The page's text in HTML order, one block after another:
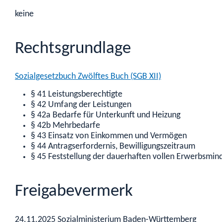
keine
Rechtsgrundlage
Sozialgesetzbuch Zwölftes Buch (SGB XII)
§ 41 Leistungsberechtigte
§ 42 Umfang der Leistungen
§ 42a Bedarfe für Unterkunft und Heizung
§ 42b Mehrbedarfe
§ 43 Einsatz von Einkommen und Vermögen
§ 44 Antragserfordernis, Bewilligungszeitraum
§ 45 Feststellung der dauerhaften vollen
Freigabevermerk
24.11.2025 Sozialministerium Baden-Württemberg